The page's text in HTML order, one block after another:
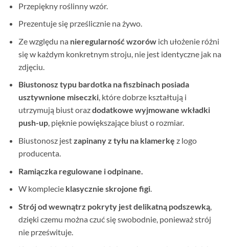
Przepiękny roślinny wzór.
Prezentuje się prześlicznie na żywo.
Ze względu na nieregularność wzorówich ułożenie różni
się w każdym konkretnym stroju, nie jest identyczne jak na
zdjęciu.
Biustonosz typu bardotka na fiszbinach posiada
usztywnione miseczki, które dobrze kształtują i
utrzymują biust orazdodatkowe wyjmowane wkładki
push-up, pięknie powiększające biust o rozmiar.
Biustonosz jestzapinany z tyłu na klamerkę z logo
producenta.
Ramiączka regulowane i odpinane.
W komplecie klasycznie skrojone figi.
Strój od wewnątrz pokryty jest delikatną podszewką,
dzięki czemu można czuć się swobodnie, ponieważ strój
nie prześwituje.